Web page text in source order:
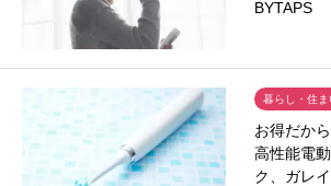
BYTAPS
暮らし・住ま
お得だか
高性能電
ク、ガレ